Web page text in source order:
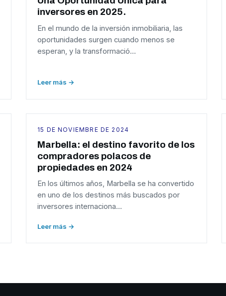
inversores en 2025.
En el mundo de la inversión inmobiliaria, las
oportunidades surgen cuando menos se
esperan, y la transformació…
Leer más →
15 DE NOVIEMBRE DE 2024
Marbella: el destino favorito de los
compradores polacos de
propiedades en 2024
En los últimos años, Marbella se ha convertido
en uno de los destinos más buscados por
inversores internaciona…
Leer más →